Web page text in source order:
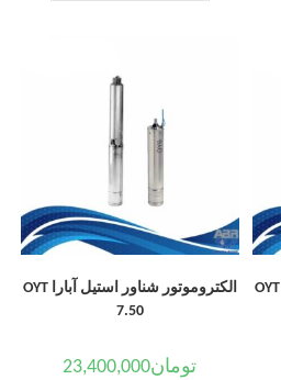
الکتروموتور شناور استیل آبارا OYT
الکتروموتور شناور استیل آبارا OYT
7.50
تومان23,400,000